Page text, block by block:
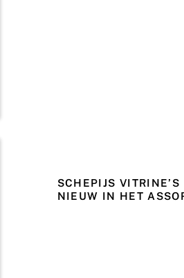
SCHEPIJS VITRINE’S
NIEUW IN HET